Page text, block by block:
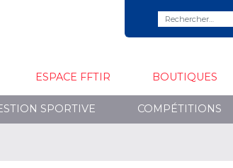
ESPACE FFTIR BOUTIQUES
SPORTIVE COMPÉTITIONS